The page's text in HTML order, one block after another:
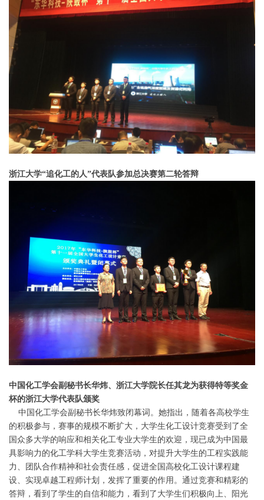
浙江大学“追化工的人”代表队参加总决赛第二轮答辩
中国化工学会副秘书长华炜、 浙江大学院长任其龙为获得特等奖金
杯的浙江大学代表队颁奖
中国化工学会副秘书长华炜致闭幕词。她指出，随着各高校学生
的积极参与，赛事的规模不断扩大，大学生化工设计竞赛受到了全
国众多大学的响应和相关化工专业大学生的欢迎，现已成为中国最
具影响力的化工学科大学生竞赛活动，对提升大学生的工程实践能
力、团队合作精神和社会责任感，促进全国高校化工设计课程建
设、实现卓越工程师计划，发挥了重要的作用。通过竞赛和精彩的
答辩，看到了学生的自信和能力，看到了大学生们积极向上、阳光